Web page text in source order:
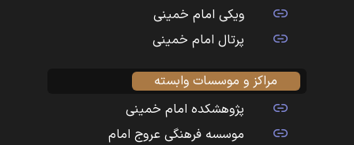
ویکی امام خمینی
پرتال امام خمینی
مراکز و موسسات وابسته
پژوهشکده امام خمینی
موسسه فرهنگی عروج امام